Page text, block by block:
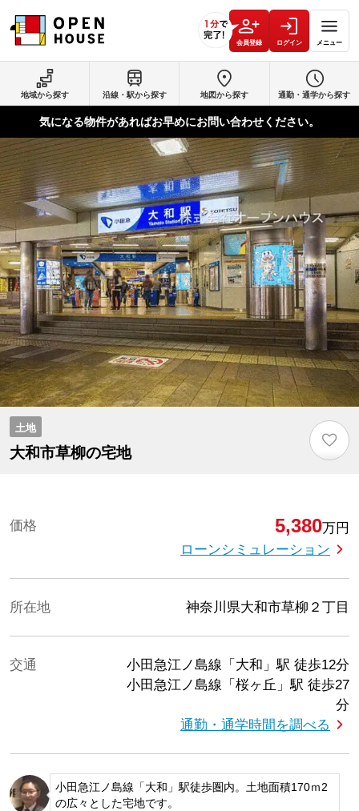
会員登録 ログイン メニュー
地域から探す 沿線・駅から探す 地図から探す 通勤・通学から探す
気になる物件があればお早めにお問い合わせください。
土地
大和市草柳の宅地
♡
価格 5,380万円
ローンシミュレーション
所在地 神奈川県大和市草柳２丁目
交通 小田急江ノ島線「大和」駅 徒歩12分
小田急江ノ島線「桜ヶ丘」駅 徒歩27
分
通勤・通学時間を調べる
小田急江ノ島線「大和」駅徒歩圏内。土地面積170ｍ2
の広々とした宅地です。